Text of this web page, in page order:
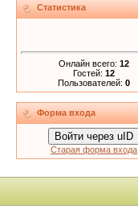
Статистика
Онлайн всего: 12
Гостей: 12
Пользователей: 0
Форма входа
Войти через uID
Старая форма входа